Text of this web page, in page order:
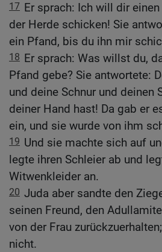
17 Er sprach: Ich will dir
der Herde schicken! Sie
ein Pfand, bis du ihn mir
18 Er sprach: Was willst du,
Pfand gebe? Sie antwortete:
und deine Schnur und deinen
deiner Hand hast! Da gab er
ein, und sie wurde von ihm
19 Und sie machte sich auf
legte ihren Schleier ab und
Witwenkleider an.
20 Juda aber sandte den
seinen Freund, den
von der Frau
nicht.